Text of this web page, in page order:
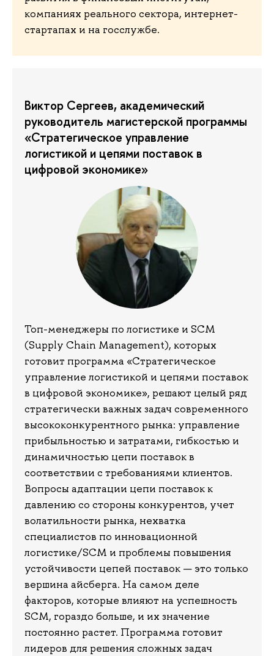
компаниях реального сектора, интернет-
стартапах и на госслужбе.
​​​​​​​Виктор Сергеев, академический
руководитель магистерской программы
«Стратегическое управление
логистикой и цепями поставок в
цифровой экономике»
Топ-менеджеры по логистике и SCM
(Supply Chain Management), которых
готовит программа «Стратегическое
управление логистикой и цепями поставок
в цифровой экономике», решают целый ряд
стратегически важных задач современного
высококонкурентного рынка: управление
прибыльностью и затратами, гибкостью и
динамичностью цепи поставок в
соответствии с требованиями клиентов.
Вопросы адаптации цепи поставок к
давлению со стороны конкурентов, учет
волатильности рынка, нехватка
специалистов по инновационной
логистике/SCM и проблемы повышения
устойчивости цепей поставок — это только
вершина айсберга. На самом деле
факторов, которые влияют на успешность
SCM, гораздо больше, и их значение
постоянно растет. Программа готовит
лидеров для решения сложных задач